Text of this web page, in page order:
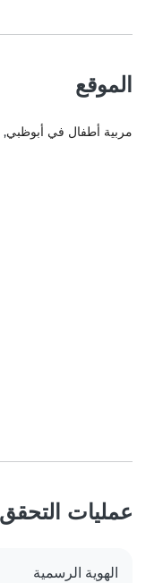
الموقع
مربية أطفال في أبوظبي,
عمليات التحقق
الهوية الرسمية